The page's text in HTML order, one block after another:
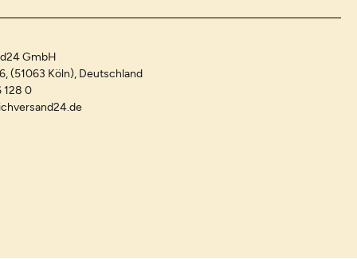
GmbH
(51063 Köln), Deutschland
128 0